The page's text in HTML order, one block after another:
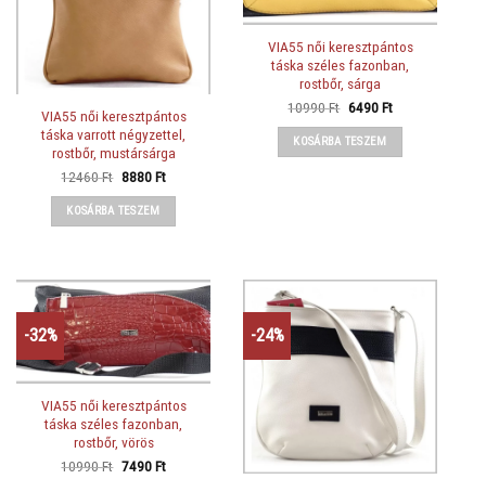
VIA55 női keresztpántos
táska varrott négyzettel,
rostbőr, mustársárga
12460Ft Original
was:
12460 Ft.
8880FtCurrent
KOSÁRBA TESZEM
VIA55 női keresztpántos
táska széles fazonban,
rostbőr, sárga
10990Ft Original
was:
10990 Ft.
6490FtCurrent
KOSÁRBA TESZEM
-32%
VIA55 női keresztpántos
táska széles fazonban,
rostbőr, vörös
10990Ft Original
7490FtCurrent
-24%